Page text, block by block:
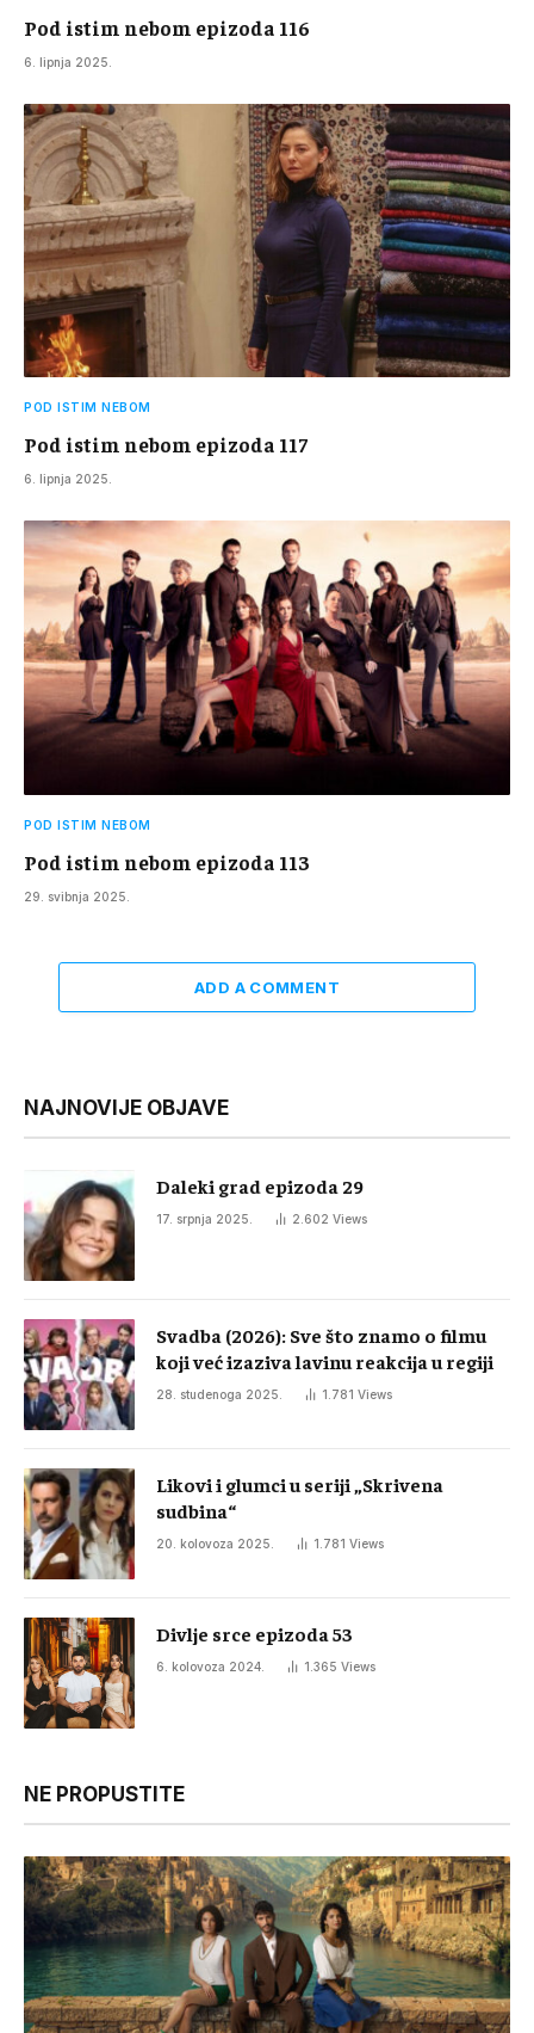
Pod istim nebom epizoda 116
6. lipnja 2025.
POD ISTIM NEBOM
Pod istim nebom epizoda 117
6. lipnja 2025.
POD ISTIM NEBOM
Pod istim nebom epizoda 113
29. svibnja 2025.
ADD A COMMENT
NAJNOVIJE OBJAVE
Daleki grad epizoda 29
17. srpnja 2025. 2.602 Views
Svadba (2026): Sve što znamo o filmu
koji već izaziva lavinu reakcija u regiji
28. studenoga 2025. 1.781 Views
Likovi i glumci u seriji „Skrivena
sudbina“
20. kolovoza 2025. 1.781 Views
Divlje srce epizoda 53
6. kolovoza 2024. 1.365 Views
NE PROPUSTITE